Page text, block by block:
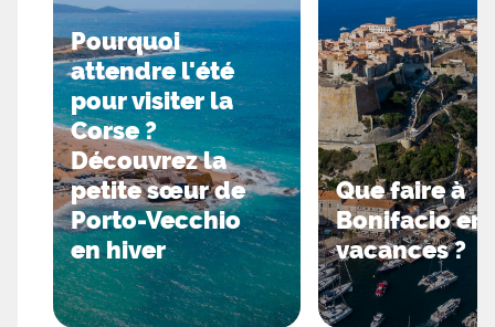
Pourquoi
attendre l'été
pour visiter la
Corse ?
Découvrez la
petite sœur de
Porto-Vecchio
en hiver
Que faire à
Bonifacio en
vacances ?